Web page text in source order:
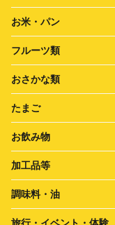
お米・パン
フルーツ類
おさかな類
たまご
お飲み物
加工品等
調味料・油